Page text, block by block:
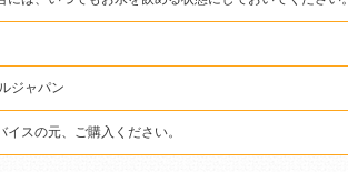
ジャパン
スの元、ご購入ください。